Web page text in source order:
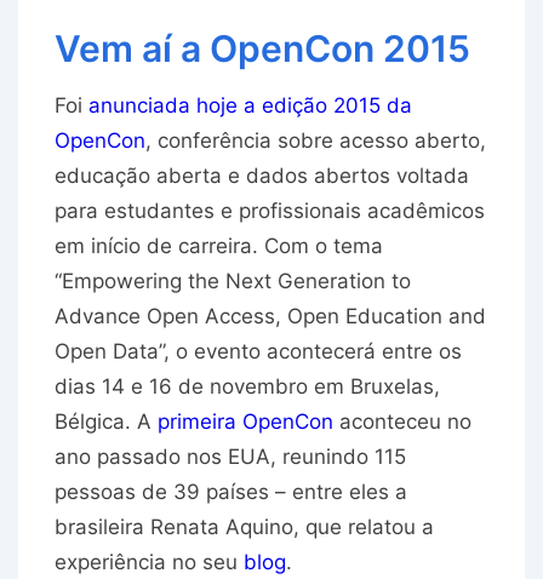
Vem aí a OpenCon 2015
Foi anunciada hoje a edição 2015 da
OpenCon, conferência sobre acesso aberto,
educação aberta e dados abertos voltada
para estudantes e profissionais acadêmicos
em início de carreira. Com o tema
“Empowering the Next Generation to
Advance Open Access, Open Education and
Open Data”, o evento acontecerá entre os
dias 14 e 16 de novembro em Bruxelas,
Bélgica. A primeira OpenCon aconteceu no
ano passado nos EUA, reunindo 115
pessoas de 39 países – entre eles a
brasileira Renata Aquino, que relatou a
experiência no seu blog.